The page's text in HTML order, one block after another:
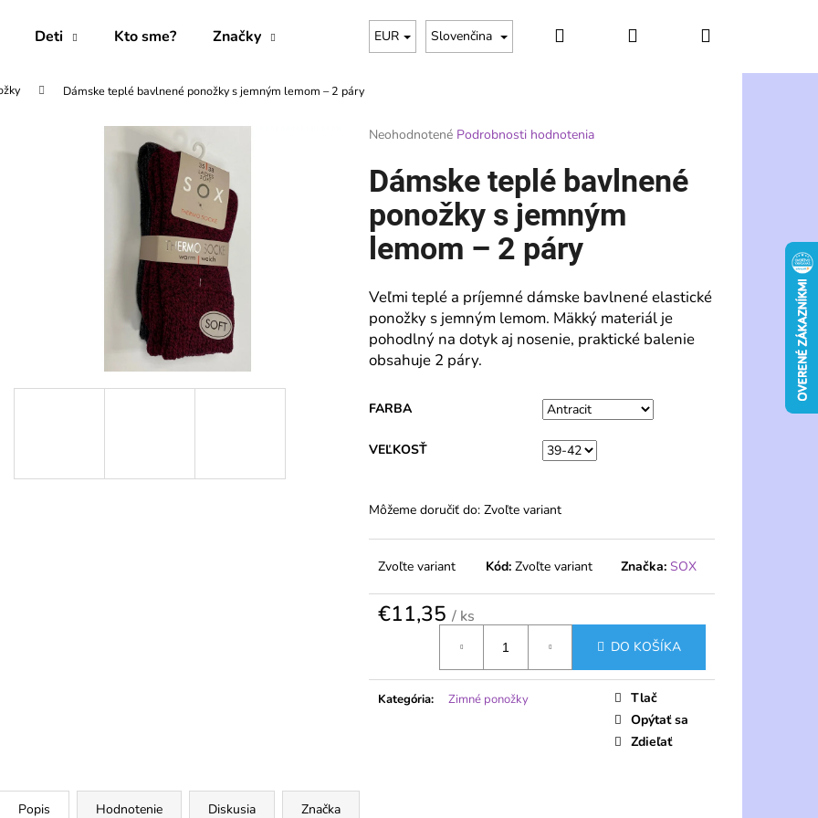
Deti Kto sme? Značky EUR Slovenčina Hľadať PrihlásenieNákupný
Dámske teplé bavlnené ponožky s jemným lemom – 2 páry
Priemerné
produktu
je
5
hviezdičiek.
Neohodnotené Podrobnosti hodnotenia
Dámske teplé bavlnené
ponožky s jemným
lemom – 2 páry
Veľmi teplé a príjemné dámske bavlnené elastické
ponožky s jemným lemom. Mäkký materiál je
pohodlný na dotyk aj nosenie, praktické balenie
obsahuje 2 páry.
FARBA
VEĽKOSŤ
Môžeme doručiť do: Zvoľte variant
Zvoľte variant Kód: Zvoľte variant Značka: SOX
€11,35 / ks
DO KOŠÍKA
Kategória: Zimné ponožky
Tlač
Opýtať sa
Zdieľať
Popis Hodnotenie Diskusia Značka
Čo potrebujete nájsť?
HĽADAŤ
Odporúčame
DÁMSKE JEMNÉ PONOŽKY 20 DEN S